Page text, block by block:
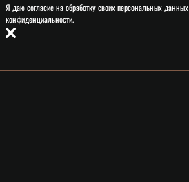
Я даюсогласие на обработку своих персональных данных
конфиденциальности.